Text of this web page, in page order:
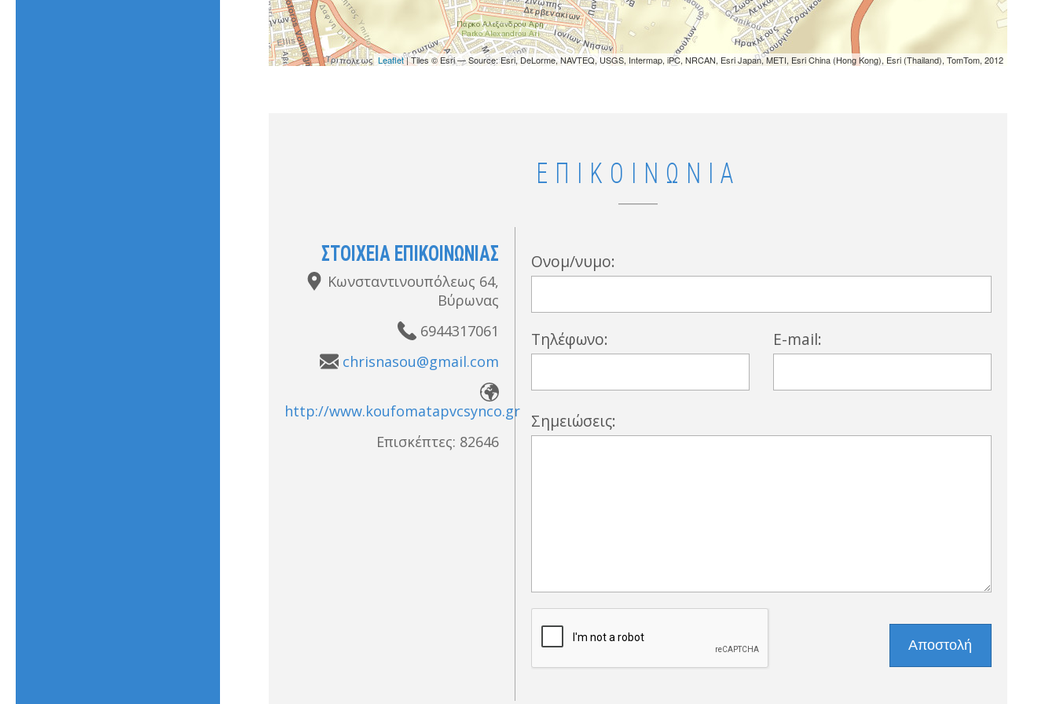
Leaflet| Tiles © Esri — Source: Esri, DeLorme, NAVTEQ, USGS, Intermap, iPC, NRCAN, Esri Japan, METI, Esri China (Hong Kong), Esri (Thailand), TomTom, 2012
ΕΠΙΚΟΙΝΩΝΙΑ
ΣΤΟΙΧΕΙΑ ΕΠΙΚΟΙΝΩΝΙΑΣ
Κωνσταντινουπόλεως 64,
Βύρωνας
6944317061
chrisnasou@gmail.com
http://www.koufomatapvcsynco.gr
Επισκέπτες: 82646
Ονομ/νυμο:
Τηλέφωνο: E-mail:
Σημειώσεις: